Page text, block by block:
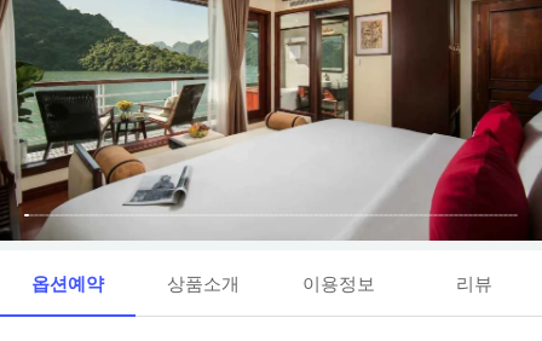
옵션예약 상품소개 이용정보 리뷰